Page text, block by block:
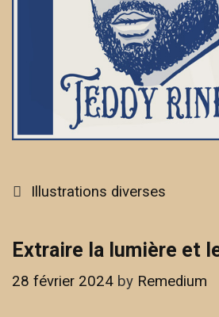
Categories
Illustrations diverses
Extraire la lumière et
28 février 2024 by Remedium